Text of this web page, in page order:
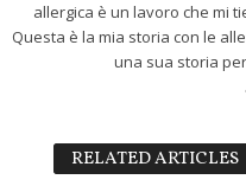
allergica è un lavoro che mi
Questa è la mia storia con le
una sua storia
RELATED ARTICLES